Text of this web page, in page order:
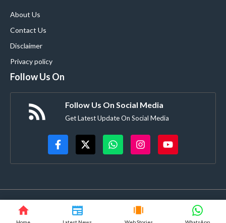
Home Latest News Web Stories WhatsApp
About Us
Contact Us
Disclaimer
Privacy policy
Follow Us On
Follow Us On Social Media
Get Latest Update On Social Media
© ApnaLoanExpert.Com • All rights reserved